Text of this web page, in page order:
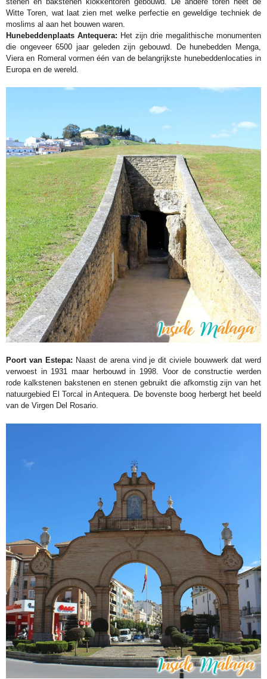
Witte Toren, wat laat zien met welke perfectie en geweldige techniek de
moslims al aan het bouwen waren.
Hunebeddenplaats Antequera: Het zijn drie megalithische monumenten
die ongeveer 6500 jaar geleden zijn gebouwd. De hunebedden Menga,
Viera en Romeral vormen één van de belangrijkste hunebeddenlocaties in
Europa en de wereld.
Poort van Estepa: Naast de arena vind je dit civiele bouwwerk dat werd
verwoest in 1931 maar herbouwd in 1998. Voor de constructie werden
rode kalkstenen bakstenen en stenen gebruikt die afkomstig zijn van het
natuurgebied El Torcal in Antequera. De bovenste boog herbergt het beeld
van de Virgen Del Rosario.